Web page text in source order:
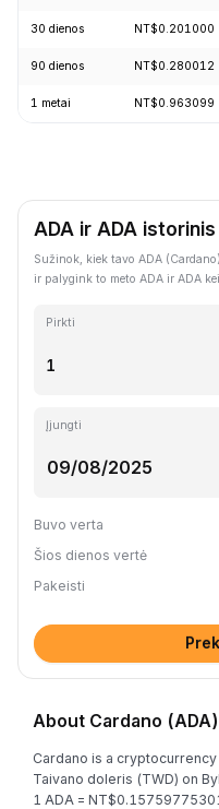
30 dienos NT$0.201000
90 dienos NT$0.280012
1 metai NT$0.963099
ADA ir ADA
Sužinok, kiek tavo ADA
ir palygink to meto ADA ir ADA
Pirkti
Įjungti
Buvo verta
Šios dienos vertė
Pakeisti
About Cardano (ADA)
Cardano is a
Taivano doleris (TWD) on
1 ADA =